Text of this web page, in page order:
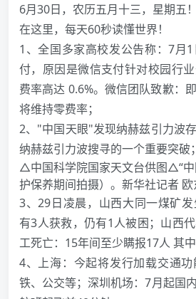
6月30日，农历五月十三，星期五！
在这里，每天60秒读懂世界！
1、全国多家高校发公告称：7月
付，原因是微信支付针对校园行业
费率高达 0.6%。微信团队致歉：
将维持零费率；
2、"中国天眼"发现纳赫兹引力波
纳赫兹引力波搜寻的一个重要突破；
△中国科学院国家天文台供图△“中
护保养期间拍摄）。新华社记者
3、29日凌晨，山西大同一煤矿
有3人获救，仍有1人被困；山西
工死亡：15年间至少瞒报17人 其中
4、上海：今起将发行加载交通
铁、公交等；深圳机场：7月起国